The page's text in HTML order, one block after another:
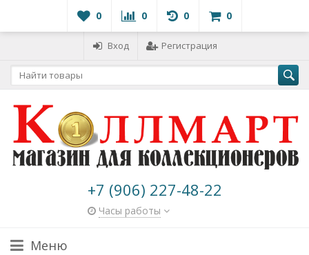
0 0 0 0
Вход Регистрация
+7 (906) 227-48-22
Часы работы
Меню